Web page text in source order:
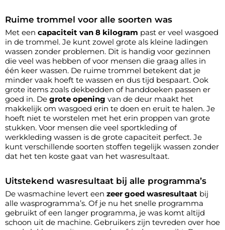
Ruime trommel voor alle soorten was
Met een capaciteit van 8 kilogram past er veel wasgoed
in de trommel. Je kunt zowel grote als kleine ladingen
wassen zonder problemen. Dit is handig voor gezinnen
die veel was hebben of voor mensen die graag alles in
één keer wassen. De ruime trommel betekent dat je
minder vaak hoeft te wassen en dus tijd bespaart. Ook
grote items zoals dekbedden of handdoeken passen er
goed in. De grote opening van de deur maakt het
makkelijk om wasgoed erin te doen en eruit te halen. Je
hoeft niet te worstelen met het erin proppen van grote
stukken. Voor mensen die veel sportkleding of
werkkleding wassen is de grote capaciteit perfect. Je
kunt verschillende soorten stoffen tegelijk wassen zonder
dat het ten koste gaat van het wasresultaat.
Uitstekend wasresultaat bij alle programma’s
De wasmachine levert een zeer goed wasresultaat bij
alle wasprogramma’s. Of je nu het snelle programma
gebruikt of een langer programma, je was komt altijd
schoon uit de machine. Gebruikers zijn tevreden over hoe